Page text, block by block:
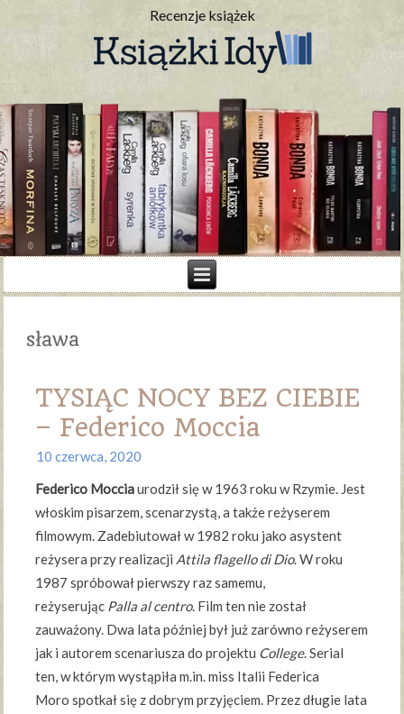
Recenzje książek
sława
TYSIĄC NOCY BEZ CIEBIE
– Federico Moccia
10 czerwca, 2020
Federico Mocciaurodził się w 1963 roku w Rzymie. Jest
włoskim pisarzem, scenarzystą, a także reżyserem
filmowym. Zadebiutował w 1982 roku jako asystent
reżysera przy realizacji Attila flagello di Dio. W roku
1987 spróbował pierwszy raz samemu,
reżyserując Palla al centro. Film ten nie został
zauważony. Dwa lata później był już zarówno reżyserem
jak i autorem scenariusza do projektu College. Serial
ten, w którym wystąpiła m.in. miss Italii Federica
Moro spotkał się z dobrym przyjęciem. Przez długie lata